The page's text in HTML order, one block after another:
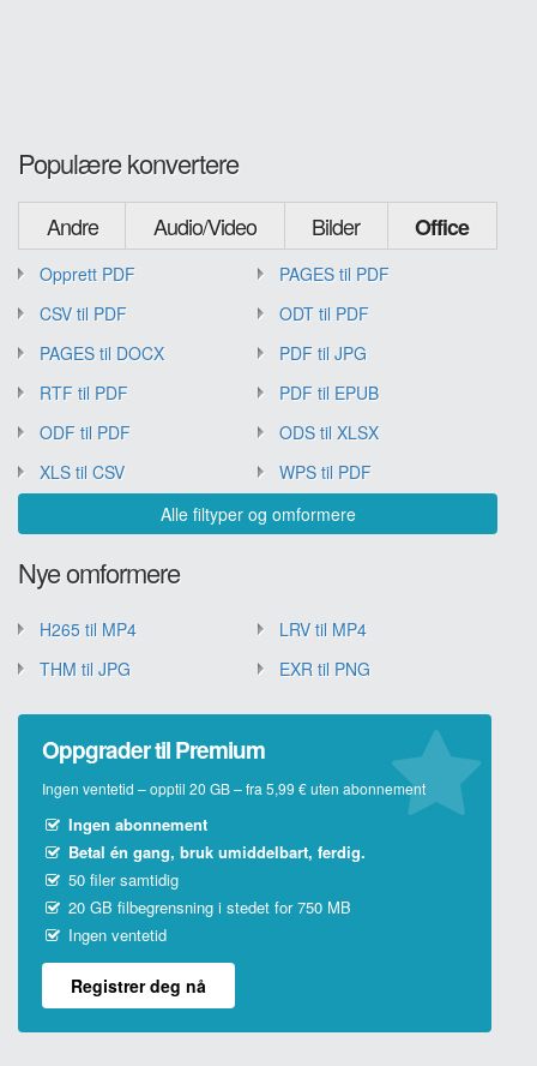
Populære konvertere
Andre Audio/Video Bilder Office
Opprett PDF
PAGES til PDF
CSV til PDF
ODT til PDF
PAGES til DOCX
PDF til JPG
RTF til PDF
PDF til EPUB
ODF til PDF
ODS til XLSX
XLS til CSV
WPS til PDF
Alle filtyper og omformere
Nye omformere
H265 til MP4
LRV til MP4
THM til JPG
EXR til PNG
Oppgrader til Premium
Ingen ventetid – opptil 20 GB – fra 5,99 € uten abonnement
Ingen abonnement
Betal én gang, bruk umiddelbart, ferdig.
50 filer samtidig
20 GB filbegrensning i stedet for 750 MB
Ingen ventetid
Registrer deg nå